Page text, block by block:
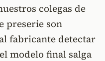
colegas de
preserie son
fabricante detectar
modelo final salga